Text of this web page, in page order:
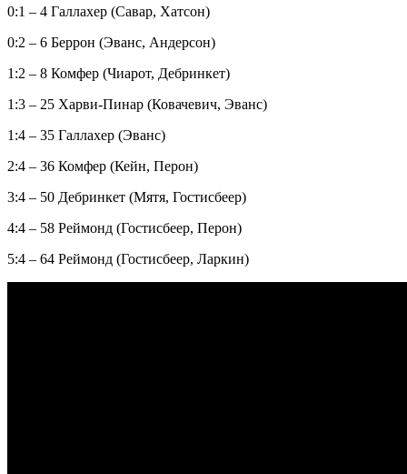
0:1 – 4 Галлахер (Савар, Хатсон)
0:2 – 6 Беррон (Эванс, Андерсон)
1:2 – 8 Комфер (Чиарот, Дебринкет)
1:3 – 25 Харви-Пинар (Ковачевич, Эванс)
1:4 – 35 Галлахер (Эванс)
2:4 – 36 Комфер (Кейн, Перон)
3:4 – 50 Дебринкет (Мятя, Гостисбеер)
4:4 – 58 Реймонд (Гостисбеер, Перон)
5:4 – 64 Реймонд (Гостисбеер, Ларкин)